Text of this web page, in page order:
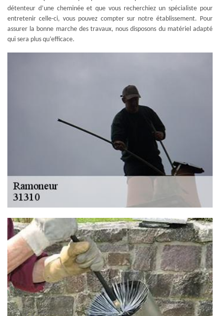
détenteur d’une cheminée et que vous recherchiez un spécialiste pour
entretenir celle-ci, vous pouvez compter sur notre établissement. Pour
assurer la bonne marche des travaux, nous disposons du matériel adapté
qui sera plus qu’efficace.